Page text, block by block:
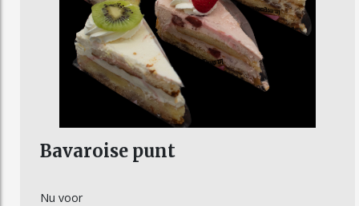
Bavaroise punt
Nu voor